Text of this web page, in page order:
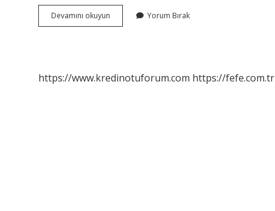
Devamını okuyun Zorunlu
Standart
Yorum Bırak
https://www.kredinotuforum.com https://fefe.com.tr